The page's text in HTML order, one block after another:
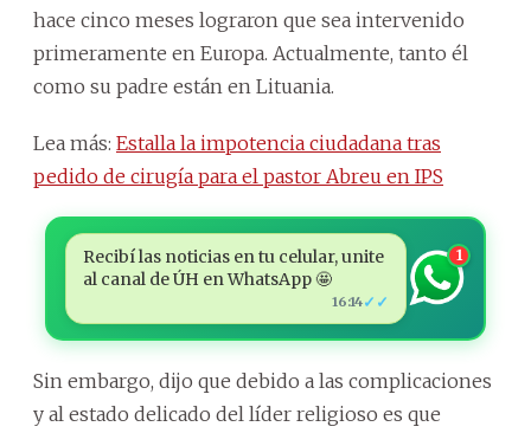
hace cinco meses lograron que sea intervenido
primeramente en Europa. Actualmente, tanto él
como su padre están en Lituania.
Lea más: Estalla la impotencia ciudadana tras
pedido de cirugía para el pastor Abreu en IPS
Recibí las noticias en tu celular, unite
al canal de ÚH en WhatsApp 🤩
16:14✓✓
1
Sin embargo, dijo que debido a las complicaciones
y al estado delicado del líder religioso es que